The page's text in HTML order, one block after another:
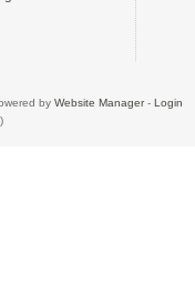
by Website Manager- Login